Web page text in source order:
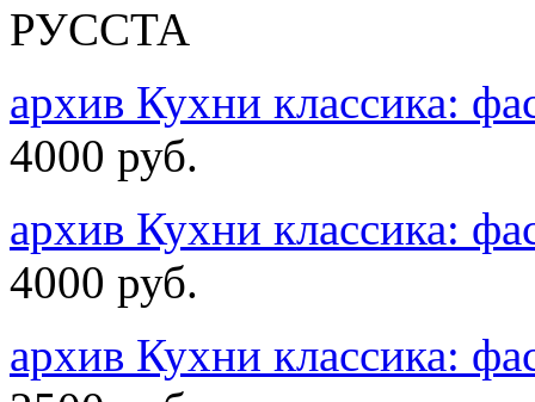
РУССТА
архив Кухни классика:
4000 руб.
архив Кухни классика:
4000 руб.
архив Кухни классика: